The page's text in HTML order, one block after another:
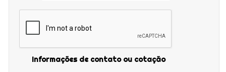
Informações de contato ou cotação